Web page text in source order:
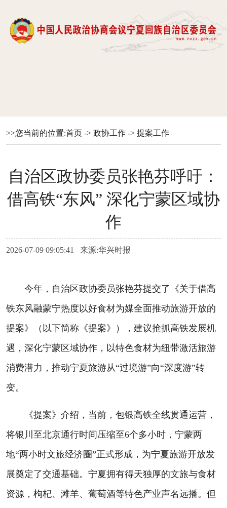
>>您当前的位置:首页 -> 政协工作 -> 提案工作
自治区政协委员张艳芬呼吁：
借高铁“东风” 深化宁蒙区域协
作
2026-07-09 09:05:41 来源:华兴时报
今年，自治区政协委员张艳芬提交了《关于借高
铁东风融蒙宁热度以好食材为媒全面推动旅游开放的
提案》（以下简称《提案》），建议抢抓高铁发展机
遇，深化宁蒙区域协作，以特色食材为纽带激活旅游
消费潜力，推动宁夏旅游从“过境游”向“深度游”转
变。
《提案》介绍，当前，包银高铁全线贯通运营，
将银川至北京通行时间压缩至6个多小时，宁蒙两
地“两小时文旅经济圈”正式形成，为宁夏旅游开放发
展奠定了交通基础。宁夏拥有得天独厚的文旅与食材
资源，枸杞、滩羊、葡萄酒等特色产业声名远播。但